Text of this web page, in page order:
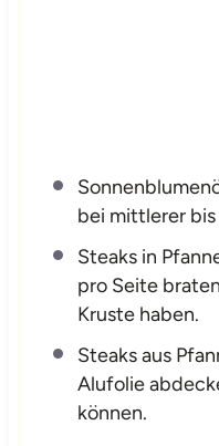
bei mittlerer
Steaks in
pro Seite
Kruste haben.
Steaks aus
Alufolie
können.